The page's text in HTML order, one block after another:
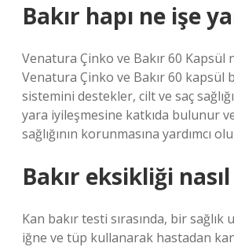
Bakır hapı ne işe
Venatura Çinko ve Bakır 60 Kapsül
Venatura Çinko ve Bakır 60 kapsül
sistemini destekler, cilt ve saç
yara iyileşmesine katkıda bulunur
sağlığının korunmasına yardımcı
Bakır eksikliği
Kan bakır testi sırasında, bir sağlık
iğne ve tüp kullanarak hastadan